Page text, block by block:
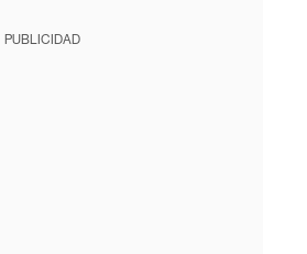
PUBLICIDAD